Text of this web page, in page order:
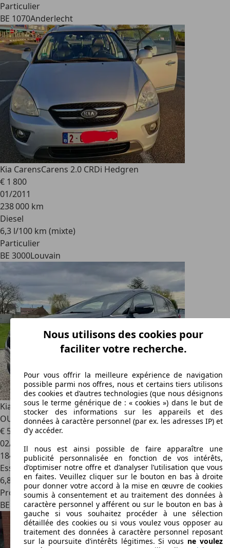
Particulier
BE 1070Anderlecht
Kia CarensCarens 2.0 CRDi Hedgren
€ 1 800
01/2011
238 000 km
Diesel
6,3 l/100 km (mixte)
Particulier
BE 3000Louvain
Kia Carens Carens 1.6i Lounge*GPS*CAMERA*AIRCO*TOIT
OUVANT*
€ 5 990
02/2015
184 038 km
Essence
6,8 l/100 km (mixte)
Professionnel
BE 7350Hensies
Nous utilisons des cookies pour
faciliter votre recherche.
Pour vous offrir la meilleure expérience de navigation
possible parmi nos offres, nous et certains tiers utilisons
des cookies et d’autres technologies (que nous désignons
sous le terme générique de : « cookies ») dans le but de
stocker des informations sur les appareils et des
données à caractère personnel (par ex. les adresses IP) et
d’y accéder.
Il nous est ainsi possible de faire apparaître une
publicité personnalisée en fonction de vos intérêts,
d’optimiser notre offre et d’analyser l’utilisation que vous
en faites. Veuillez cliquer sur le bouton en bas à droite
pour donner votre accord à la mise en œuvre de cookies
soumis à consentement et au traitement des données à
caractère personnel y afférent ou sur le bouton en bas à
gauche si vous souhaitez procéder à une sélection
détaillée des cookies ou si vous voulez vous opposer au
traitement des données à caractère personnel reposant
sur la poursuite d’intérêts légitimes. Si vous ne voulez